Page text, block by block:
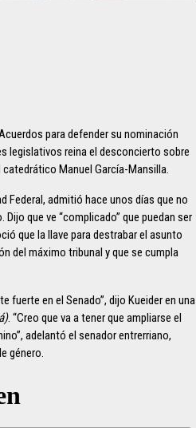
para defender su nominación
legislativos reina el desconcierto sobre
Manuel García-Mansilla.
Federal, admitió hace unos días que no
que ve “complicado” que puedan ser
que la llave para destrabar el asunto
del máximo tribunal y que se cumpla
fuerte en el Senado”, dijo Kueider en una
. “Creo que va a tener que ampliarse el
adelantó el senador entrerriano,
género.